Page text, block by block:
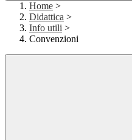
Home >
Didattica >
Info utili >
Convenzioni